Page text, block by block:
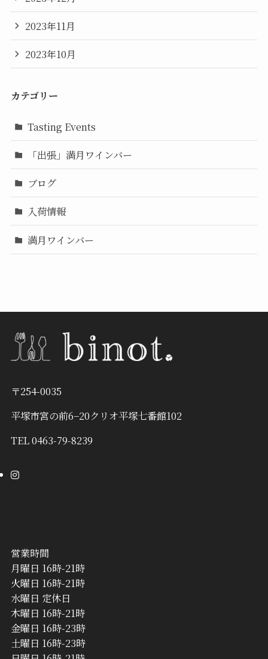
2023年11月
2023年10月
カテゴリー
Tasting Events
「出張」満月ワインバー
ブログ
入荷情報
満月ワインバー
〒254-0035
平塚市宮の前6−20クリオ平塚七番館102
TEL 0463-79-8239
営業時間
月曜日 16時-21時
火曜日 16時-21時
水曜日 定休日
木曜日 16時-21時
金曜日 16時-23時
土曜日 16時-23時